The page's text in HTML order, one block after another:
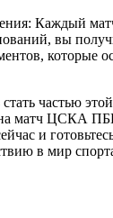
Каждый
вы
которые
частью
матч ЦСКА
и
в мир